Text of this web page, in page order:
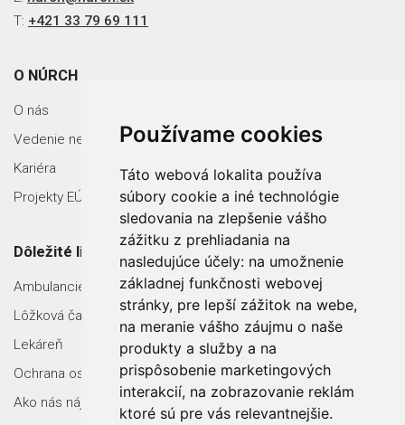
Používame cookies
Táto webová lokalita používa
súbory cookie a iné technológie
sledovania na zlepšenie vášho
zážitku z prehliadania na
nasledujúce účely: na umožnenie
základnej funkčnosti webovej
stránky, pre lepší zážitok na webe,
na meranie vášho záujmu o naše
produkty a služby a na
prispôsobenie marketingových
interakcií, na zobrazovanie reklám
ktoré sú pre vás relevantnejšie.
T: +421 33 79 69 111
O NÚRCH
O nás
Vedenie nemocnice
Kariéra
Projekty EÚ
Dôležité linky
Ambulancie
Lôžková časť
Lekáreň
Ochrana osobných údajov
Ako nás nájdete